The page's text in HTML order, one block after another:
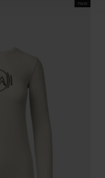
FW25